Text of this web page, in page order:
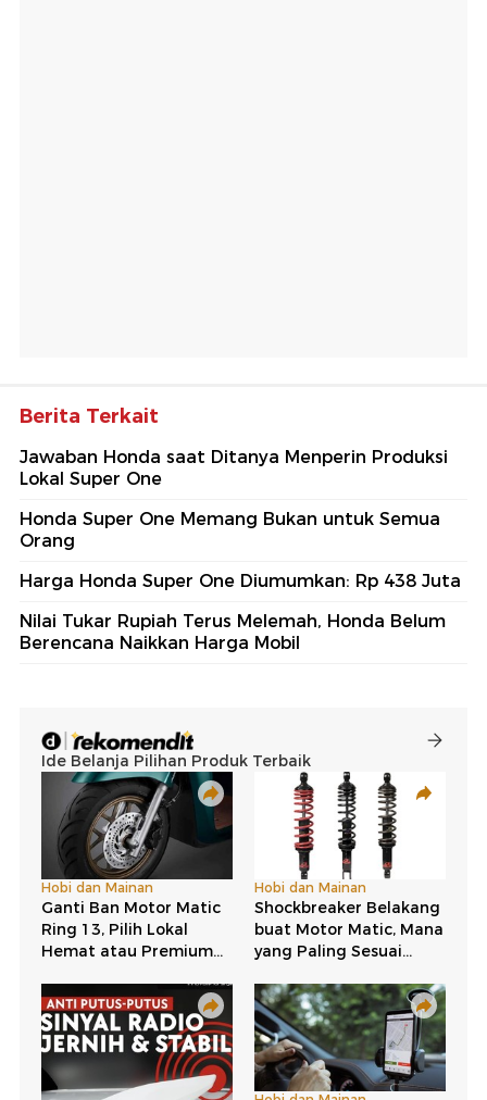
Berita Terkait
Jawaban Honda saat Ditanya Menperin Produksi
Lokal Super One
Honda Super One Memang Bukan untuk Semua
Orang
Harga Honda Super One Diumumkan: Rp 438 Juta
Nilai Tukar Rupiah Terus Melemah, Honda Belum
Berencana Naikkan Harga Mobil